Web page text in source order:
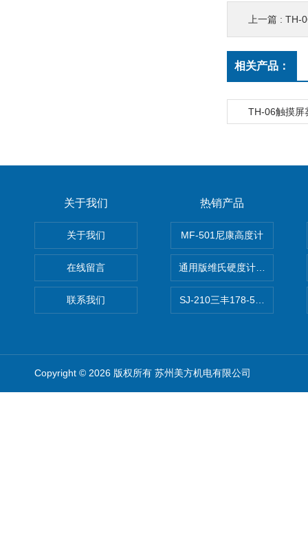
上一篇 : TH-
相关产品：
TH-06触摸屏
关于我们
关于我们
在线留言
联系我们
热销产品
MF-501尼康高度计
通用版维氏硬度计软件 自动
SJ-210三丰178-560-11DC粗
Copyright © 2026 版权所有 苏州美方机电有限公司